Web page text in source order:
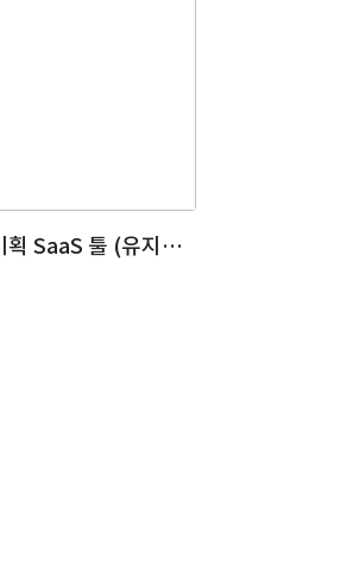
생성형 AI 기반 콘텐츠 기획 SaaS 툴 (유지보수, 생성형 AI, AI, 컨텐츠 제작, SaaS, 웹디자인, 반응형) | BPXG